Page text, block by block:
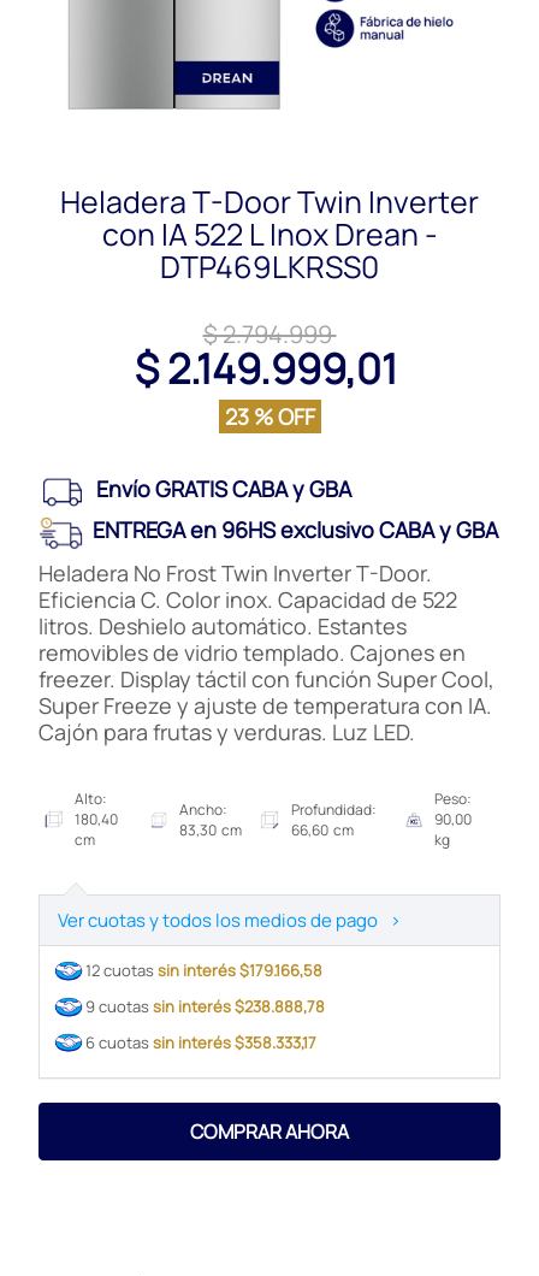
Heladera T-Door Twin Inverter
con IA 522 L Inox Drean -
DTP469LKRSS0
$ 2.794.999
$ 2.149.999,01
23 % OFF
Envío GRATIS CABA y GBA
ENTREGA en 96HS exclusivo CABA y GBA
Heladera No Frost Twin Inverter T-Door.
Eficiencia C. Color inox. Capacidad de 522
litros. Deshielo automático. Estantes
removibles de vidrio templado. Cajones en
freezer. Display táctil con función Super Cool,
Super Freeze y ajuste de temperatura con IA.
Cajón para frutas y verduras. Luz LED.
Alto:
180,40
cm
Ancho:
83,30 cm
Profundidad:
66,60 cm
Peso:
90,00
kg
Ver cuotas y todos los medios de pago >
12 cuotassin interés $179.166,58
9 cuotassin interés $238.888,78
6 cuotassin interés $358.333,17
COMPRAR AHORA